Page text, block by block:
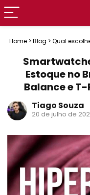
Home > Blog > Qual
Estoque no
Balance e T-
Tiago Souza
20 de julho de